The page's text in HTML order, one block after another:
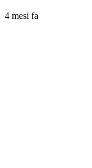
4 mesi fa